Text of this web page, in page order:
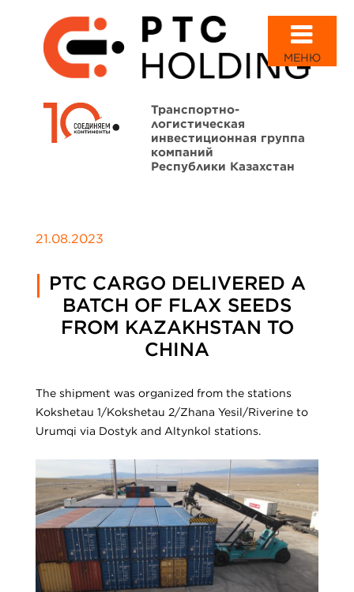
МЕНЮ
Транспортно-
логистическая
инвестиционная группа
компаний
Республики Казахстан
21.08.2023
PTC CARGO DELIVERED A
BATCH OF FLAX SEEDS
FROM KAZAKHSTAN TO
CHINA
The shipment was organized from the stations
Kokshetau 1/Kokshetau 2/Zhana Yesil/Riverine to
Urumqi via Dostyk and Altynkol stations.